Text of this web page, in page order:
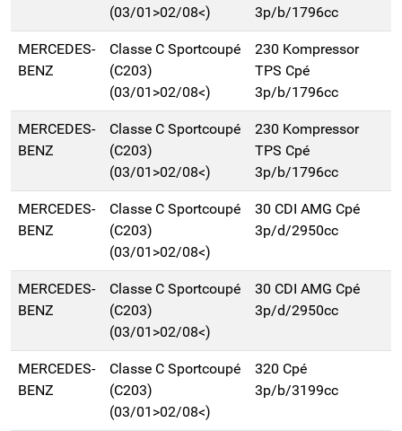
(03/01>02/08<)
3p/b/1796cc
MERCEDES-
BENZ
Classe C Sportcoupé
(C203)
(03/01>02/08<)
230 Kompressor
TPS Cpé
3p/b/1796cc
MERCEDES-
BENZ
Classe C Sportcoupé
(C203)
(03/01>02/08<)
230 Kompressor
TPS Cpé
3p/b/1796cc
MERCEDES-
BENZ
Classe C Sportcoupé
(C203)
(03/01>02/08<)
30 CDI AMG Cpé
3p/d/2950cc
MERCEDES-
BENZ
Classe C Sportcoupé
(C203)
(03/01>02/08<)
30 CDI AMG Cpé
3p/d/2950cc
MERCEDES-
BENZ
Classe C Sportcoupé
(C203)
(03/01>02/08<)
320 Cpé
3p/b/3199cc